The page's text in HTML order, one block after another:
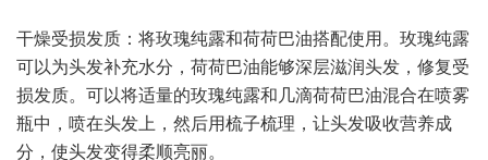
干燥受损发质：将玫瑰纯露和荷荷巴油搭配使用。玫瑰纯露
可以为头发补充水分，荷荷巴油能够深层滋润头发，修复受
损发质。可以将适量的玫瑰纯露和几滴荷荷巴油混合在喷雾
瓶中，喷在头发上，然后用梳子梳理，让头发吸收营养成
分，使头发变得柔顺亮丽。